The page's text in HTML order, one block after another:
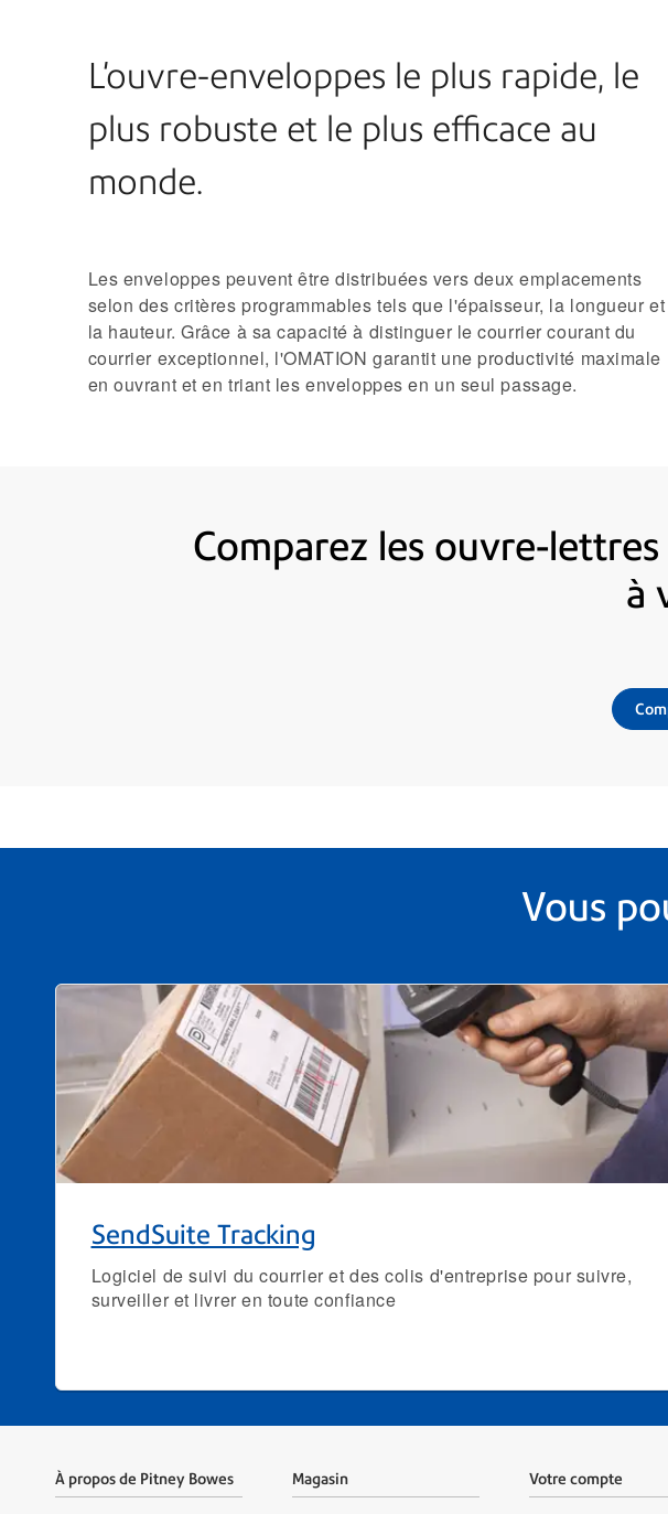
L'ouvre-enveloppes le plus rapide, le
plus robuste et le plus efficace au
monde.
Les enveloppes peuvent être distribuées vers deux emplacements
selon des critères programmables tels que l'épaisseur, la longueur et
la hauteur. Grâce à sa capacité à distinguer le courrier courant du
courrier exceptionnel, l'OMATION garantit une productivité maximale
en ouvrant et en triant les enveloppes en un seul passage.
Comparez les ouvre-
à
Vous
SendSuite Tracking
Logiciel de suivi du courrier et des colis d'entreprise pour suivre,
surveiller et livrer en toute confiance
À propos de Pitney Bowes Magasin Votre compte